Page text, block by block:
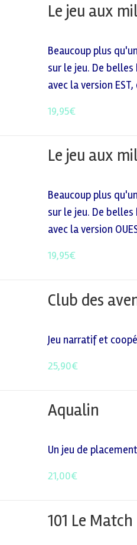
Le jeu aux
Beaucoup plus
sur le jeu. De
avec la version
19,95€
Le jeu aux
Beaucoup plus
sur le jeu. De
avec la version
19,95€
Club des
Jeu narratif et
25,90€
Aqualin
Un jeu de
21,00€
101 Le Match